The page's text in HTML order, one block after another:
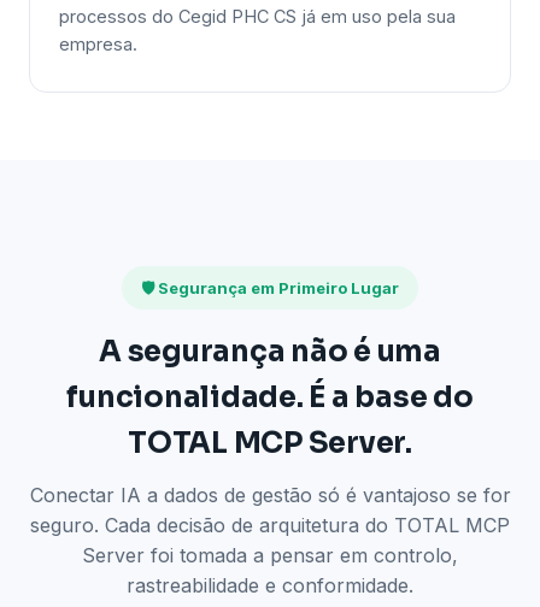
processos do Cegid PHC CS já em uso pela sua
empresa.
🛡️ Segurança em Primeiro Lugar
A segurança não é uma
funcionalidade. É a base do
TOTAL MCP Server.
Conectar IA a dados de gestão só é vantajoso se for
seguro. Cada decisão de arquitetura do TOTAL MCP
Server foi tomada a pensar em controlo,
rastreabilidade e conformidade.